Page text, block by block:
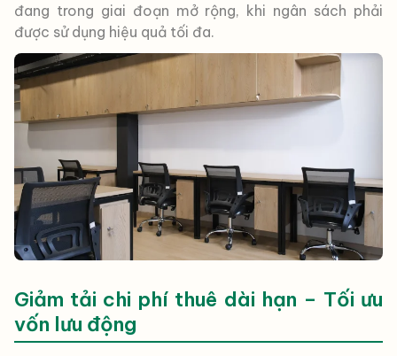
đang trong giai đoạn mở rộng, khi ngân sách phải
được sử dụng hiệu quả tối đa.
Giảm tải chi phí thuê dài hạn – Tối ưu
vốn lưu động